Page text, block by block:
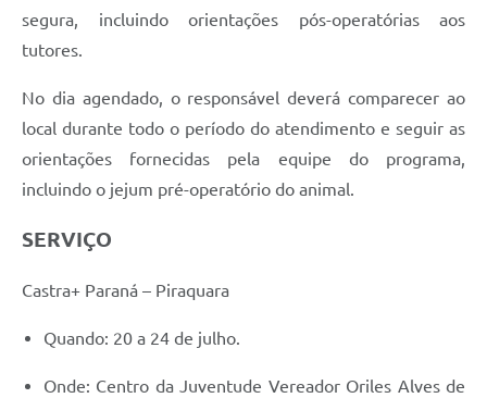
segura, incluindo orientações pós-operatórias aos
tutores.
No dia agendado, o responsável deverá comparecer ao
local durante todo o período do atendimento e seguir as
orientações fornecidas pela equipe do programa,
incluindo o jejum pré-operatório do animal.
SERVIÇO
Castra+ Paraná – Piraquara
Quando: 20 a 24 de julho.
Onde: Centro da Juventude Vereador Oriles Alves de